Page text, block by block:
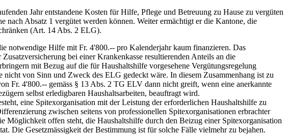
Jahr entstandene Kosten für Hilfe, Pflege und Betreuung zu Hause zu vergüten
Absatz 1 vergütet werden können. Weiter ermächtigt er die Kantone, die
(Art. 14 Abs. 2 ELG).
notwendige Hilfe mit Fr. 4'800.-- pro Kalenderjahr kaum finanzieren. Das
bei einer Krankenkasse resultierenden Anteils an die
mit Bezug auf die für Haushaltshilfe vorgesehene Vergütungsregelung
von Sinn und Zweck des ELG gedeckt wäre. In diesem Zusammenhang ist zu
Fr. 4'800.-- gemäss § 13 Abs. 2 TG ELV dann nicht greift, wenn eine anerkannte
selbst erledigbaren Haushaltsarbeiten, beauftragt wird.
eine Spitexorganisation mit der Leistung der erforderlichen Haushaltshilfe zu
zwischen seitens von professionellen Spitexorganisationen erbrachter
Möglichkeit offen steht, die Haushaltshilfe durch den Beizug einer Spitexorganisation
Die Gesetzmässigkeit der Bestimmung ist für solche Fälle vielmehr zu bejahen.